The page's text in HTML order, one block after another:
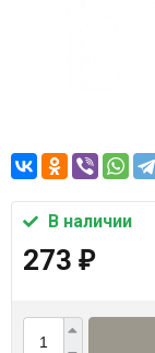
В наличии
273 ₽